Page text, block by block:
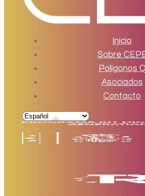
Inicio
Sobre
Polígonos Q
Asociados
Contacto